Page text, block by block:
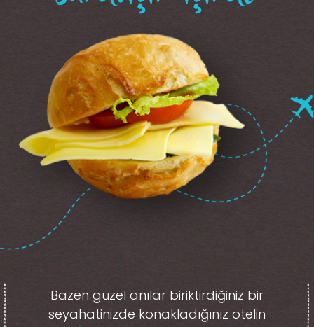
Bazen güzel anılar biriktirdiğiniz bir
seyahatinizde konakladığınız otelin